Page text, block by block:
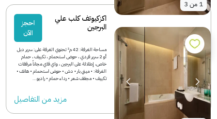
1 من 3
اكزكيوتف كلب علي
البرجين
احجز
الآن
مساحة الغرفة: 42 م² تحتوي الغرفة على: سرير دبل
أو 2 سرير فردي ، حوض استحمام ، تكييف ، حمام
خاص، إطلالة على البرجين ، واي فاي مجاناً مرفقات
الغرفة: • ميني بار • دش • حوض استحمام • هاتف •
تكييف • مجفف شعر • رداء حمام • راديو...
مزید من التفاصیل